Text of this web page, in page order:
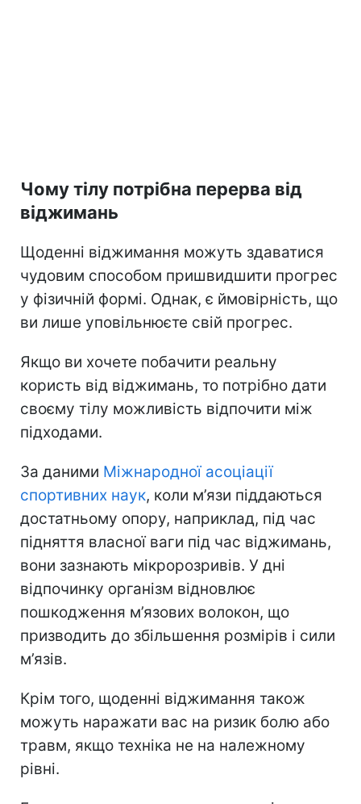
Чому тілу потрібна перерва від
віджимань
Щоденні віджимання можуть здаватися
чудовим способом пришвидшити прогрес
у фізичній формі. Однак, є ймовірність, що
ви лише уповільнюєте свій прогрес.
Якщо ви хочете побачити реальну
користь від віджимань, то потрібно дати
своєму тілу можливість відпочити між
підходами.
За даними Міжнародної асоціації
спортивних наук, коли м’язи піддаються
достатньому опору, наприклад, під час
підняття власної ваги під час віджимань,
вони зазнають мікророзривів. У дні
відпочинку організм відновлює
пошкодження м’язових волокон, що
призводить до збільшення розмірів і сили
м’язів.
Крім того, щоденні віджимання також
можуть наражати вас на ризик болю або
травм, якщо техніка не на належному
рівні.